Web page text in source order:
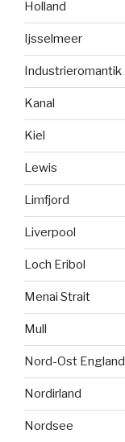
Holland
Ijsselmeer
Industrieromantik
Kanal
Kiel
Lewis
Limfjord
Liverpool
Loch Eribol
Menai Strait
Mull
Nord-Ost England
Nordirland
Nordsee